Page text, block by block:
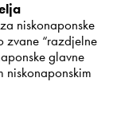
niskonaponske
zvane “razdjelne
glavne
niskonaponskim